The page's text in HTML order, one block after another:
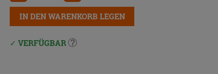
IN DEN WARENKORB LEGEN
VERFÜGBAR